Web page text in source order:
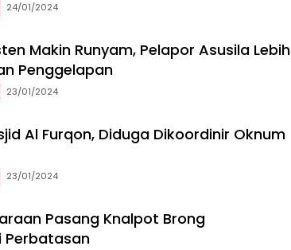
24/01/2024
Makin Runyam, Pelapor Asusila Lebih
Penggelapan
23/01/2024
Al Furqon, Diduga Dikoordinir Oknum
23/01/2024
Pasang Knalpot Brong
Perbatasan